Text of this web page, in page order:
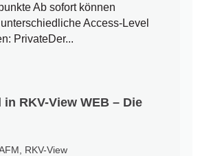
Ab sofort können
Access-Level
PrivateDer...
in RKV-View WEB – Die
RKV-View